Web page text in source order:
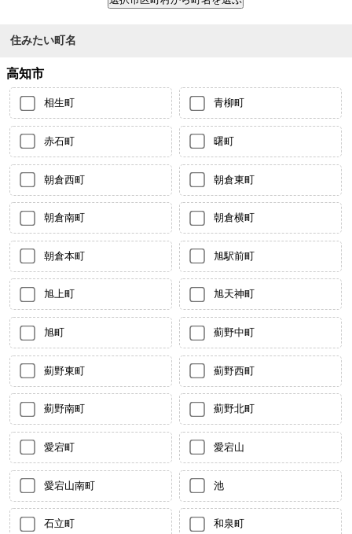
住みたい町名
高知市
相生町 青柳町
赤石町 曙町
朝倉西町 朝倉東町
朝倉南町 朝倉横町
朝倉本町 旭駅前町
旭上町 旭天神町
旭町 薊野中町
薊野東町 薊野西町
薊野南町 薊野北町
愛宕町 愛宕山
愛宕山南町 池
石立町 和泉町